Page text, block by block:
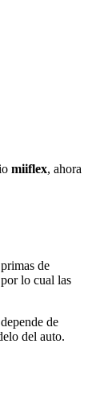
miiflex, ahora
de
lo cual las
de
del auto.